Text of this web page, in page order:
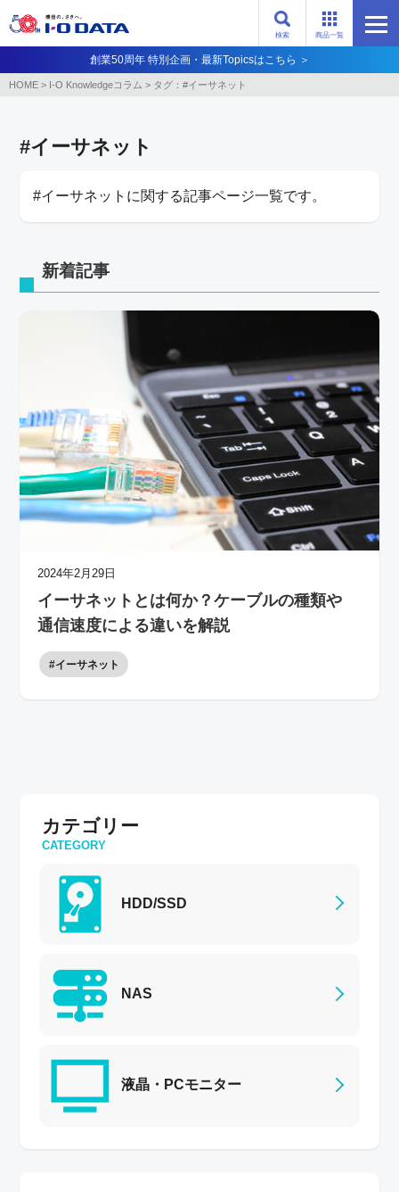
商品一覧
検索
創業50周年 特別企画・最新Topicsはこちら ＞
HOME > I-O Knowledgeコラム > タグ：#イーサネット
#イーサネット
#イーサネットに関する記事ページ一覧です。
新着記事
2024年2月29日
イーサネットとは何か？ケーブルの種類や
通信速度による違いを解説
#イーサネット
カテゴリー
CATEGORY
HDD/SSD
NAS
液晶・PCモニター